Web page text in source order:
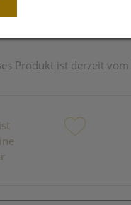
Produkt ist derzeit